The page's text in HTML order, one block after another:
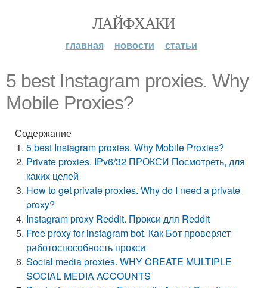
ЛАЙФХАКИ
главная новости статьи
5 best Instagram proxies. Why
Mobile Proxies?
Содержание
5 best Instagram proxies. Why Mobile Proxies?
Private proxies. IPv6/32 ПРОКСИ Посмотреть, для
каких целей
How to get private proxies. Why do I need a private
proxy?
Instagram proxy Reddit. Прокси для Reddit
Free proxy for instagram bot. Как Бот проверяет
работоспособность прокси
Social media proxies. WHY CREATE MULTIPLE
SOCIAL MEDIA ACCOUNTS